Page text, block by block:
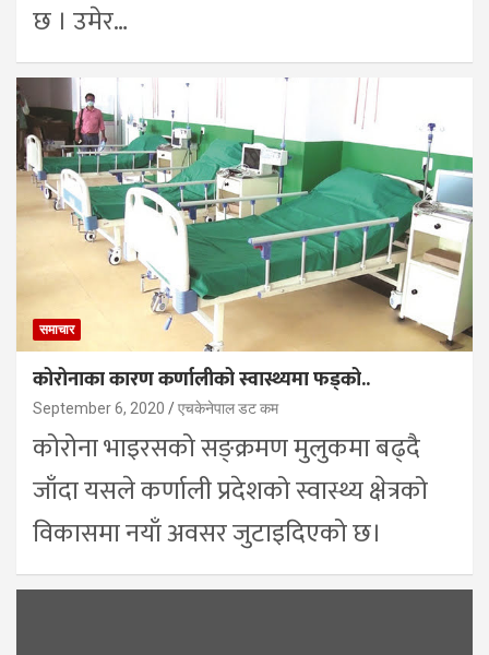
छ । उमेर…
समाचार
कोरोनाका कारण कर्णालीको स्वास्थ्यमा फड्को..
September 6, 2020 एचकेनेपाल डट कम
कोरोना भाइरसको सङ्क्रमण मुलुकमा बढ्दै
जाँदा यसले कर्णाली प्रदेशको स्वास्थ्य क्षेत्रको
विकासमा नयाँ अवसर जुटाइदिएको छ।